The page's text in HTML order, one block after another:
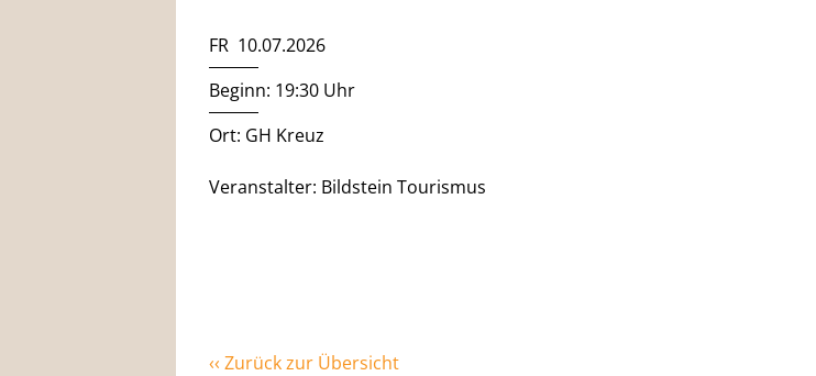
FR 10.07.2026
Beginn: 19:30 Uhr
Ort: GH Kreuz
Veranstalter: Bildstein Tourismus
‹‹ Zurück zur Übersicht